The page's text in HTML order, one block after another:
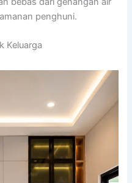
penghuni.
Keluarga